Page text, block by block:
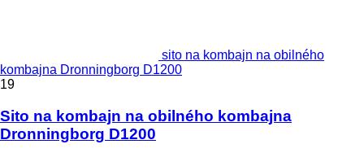
sito na kombajn na obilného
kombajna Dronningborg D1200
19
Sito na kombajn na obilného kombajna
Dronningborg D1200